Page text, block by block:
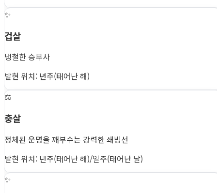
✨
겁살
냉철한 승부사
발현 위치: 년주(태어난 해)
⚖️
충살
정체된 운명을 깨부수는 강력한 쇄빙선
발현 위치: 년주(태어난 해)/일주(태어난 날)
✨